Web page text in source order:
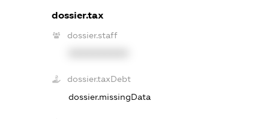
dossier.tax
dossier.staff
dossier.taxDebt
dossier.missingData